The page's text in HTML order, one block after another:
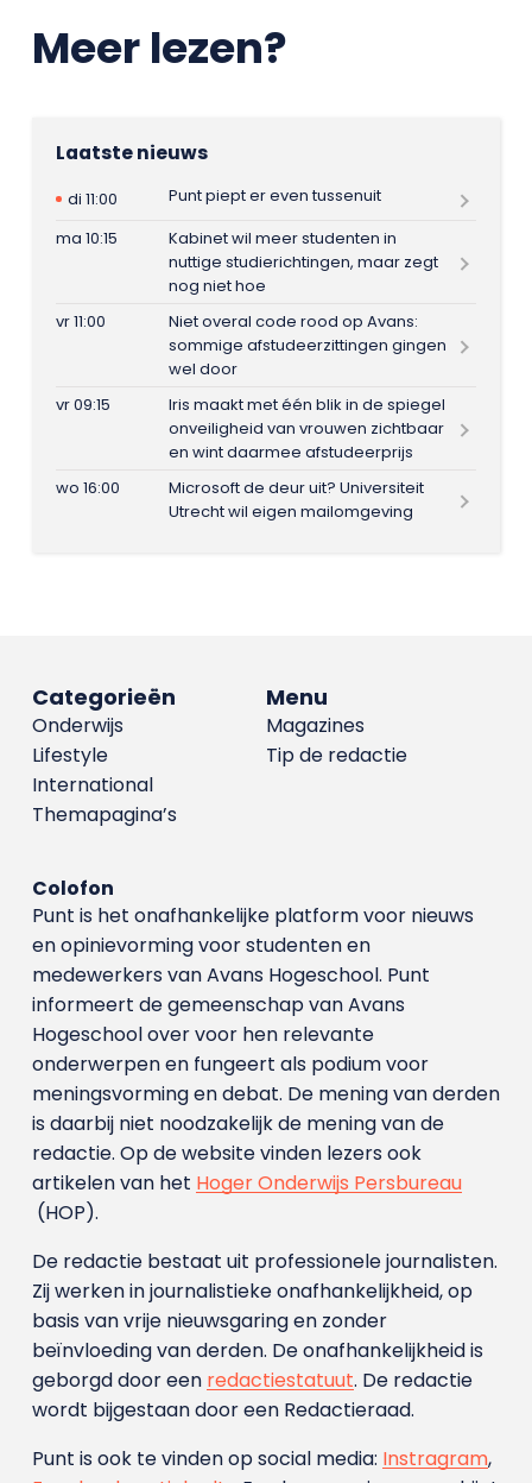
Meer lezen?
Laatste nieuws
di 11:00
Punt piept er even tussenuit
ma 10:15
Kabinet wil meer studenten in
nuttige studierichtingen, maar zegt
nog niet hoe
vr 11:00
Niet overal code rood op Avans:
sommige afstudeerzittingen gingen
wel door
vr 09:15
Iris maakt met één blik in de spiegel
onveiligheid van vrouwen zichtbaar
en wint daarmee afstudeerprijs
wo 16:00
Microsoft de deur uit? Universiteit
Utrecht wil eigen mailomgeving
Menu
Magazines
Tip de redactie
Categorieën
Onderwijs
Lifestyle
International
Themapagina’s
Colofon
Punt is het onafhankelijke platform voor nieuws
en opinievorming voor studenten en
medewerkers van Avans Hoge­school. Punt
informeert de gemeenschap van Avans
Hogeschool over voor hen relevante
onderwerpen en fungeert als podium voor
meningsvorming en debat. De mening van derden
is daarbij niet noodzakelijk de mening van de
redactie. Op de website vinden lezers ook
artikelen van het Hoger Onderwijs Persbureau
(HOP).
De redactie bestaat uit professionele journalisten.
Zij werken in journalistieke onafhankelijkheid, op
basis van vrije nieuwsgaring en zonder
beïnvloeding van derden. De onafhankelijkheid is
geborgd door een redactiestatuut. De redactie
wordt bijgestaan door een Redactieraad.
Punt is ook te vinden op social media: Instragram,